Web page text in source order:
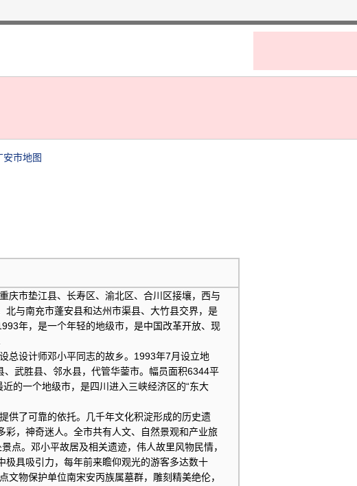
安市地图
市垫江县、长寿区、渝北区、合川区接壤，西与
与南充市蓬安县和达州市渠县、大竹县交界，是
年，是一个年轻的地级市，是中国改革开放、现
设计师邓小平同志的故乡。1993年7月设立地
武胜县、邻水县，代管华蓥市。幅员面积6344平
的一个地级市，是四川进入三峡经济区的“东大
了可靠的依托。几千年文化积淀形成的历史遗
，神奇迷人。全市共有人文、自然景观和产业旅
点。邓小平故居及相关遗迹，伟人故里风物民情，
具吸引力，每年前来瞻仰观光的游客多达数十
物保护单位南宋安丙族属墓群，雕刻精美绝伦，